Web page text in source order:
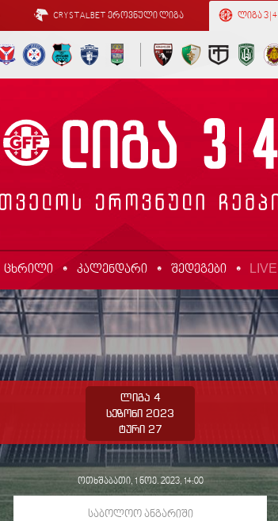
CRYSTALBET ეროვნული ლიგა ლიგა 3 | 4
ცხრილი კალენდარი შედეგები LIVE
ლიგა 4
სეზონი 2023
ტური 27
ოთხშაბათი, 1 ნოე. 2023, 14:00
საბოლოო ანგარიში